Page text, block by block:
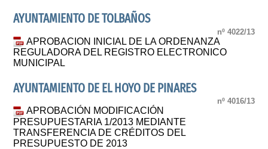
AYUNTAMIENTO DE TOLBAÑOS
nº 4022/13
APROBACION INICIAL DE LA ORDENANZA
REGULADORA DEL REGISTRO ELECTRONICO
MUNICIPAL
AYUNTAMIENTO DE EL HOYO DE PINARES
nº 4016/13
APROBACIÓN MODIFICACIÓN
PRESUPUESTARIA 1/2013 MEDIANTE
TRANSFERENCIA DE CRÉDITOS DEL
PRESUPUESTO DE 2013